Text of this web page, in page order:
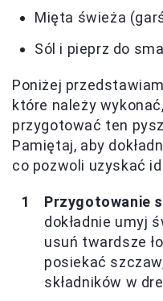
Mięta świeża
Sól i pieprz do
Poniżej
które należy
przygotować ten
Pamiętaj, aby
co pozwoli uzyskać
Przygotowanie
dokładnie umyj
usuń twardsze
posiekać
składników w